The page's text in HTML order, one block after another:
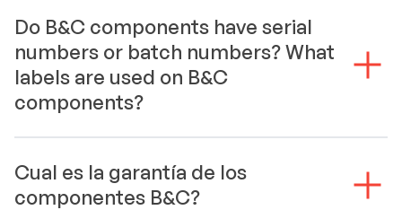
Do B&C components have serial
numbers or batch numbers? What
labels are used on B&C
components?
Cual es la garantía de los
componentes B&C?